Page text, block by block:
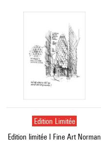
Edition Limitée
Edition limitée I Fine Art Norman